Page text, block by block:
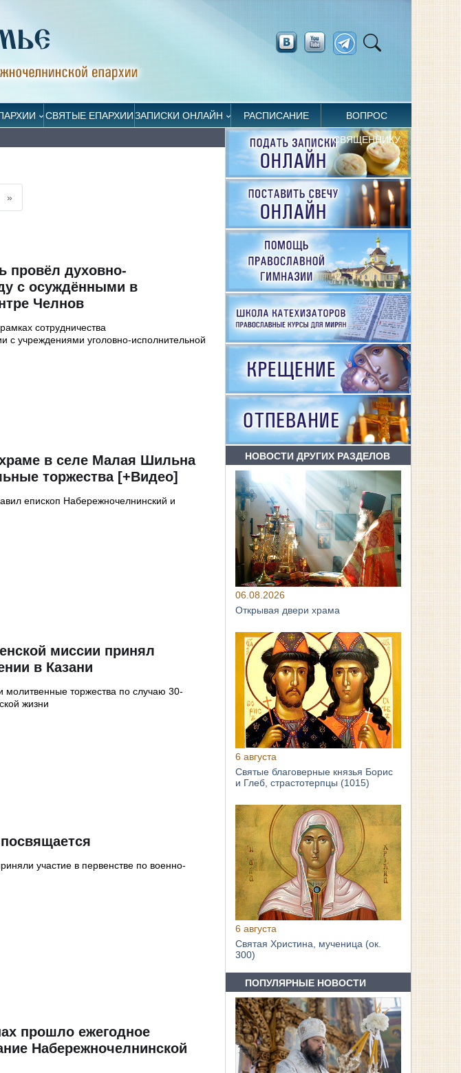
СВЯТЫЕ ЕПАРХИИЗАПИСКИ ОНЛАЙН РАСПИСАНИЕ ВОПРОС
СВЯЩЕННИКУ
»
провёл духовно-
с осуждёнными в
Челнов
сотрудничества
с учреждениями уголовно-исполнительной
в селе Малая Шильна
торжества [+Видео]
епископ Набережночелнинский и
миссии принял
в Казани
молитвенные торжества по случаю 30-
жизни
участие в первенстве по военно-
прошло ежегодное
Набережночелнинской
НОВОСТИ ДРУГИХ РАЗДЕЛОВ
06.08.2026
Открывая двери храма
6 августа
Святые благоверные князья Борис
и Глеб, страстотерпцы (1015)
6 августа
Святая Христина, мученица (ок.
300)
ПОПУЛЯРНЫЕ НОВОСТИ